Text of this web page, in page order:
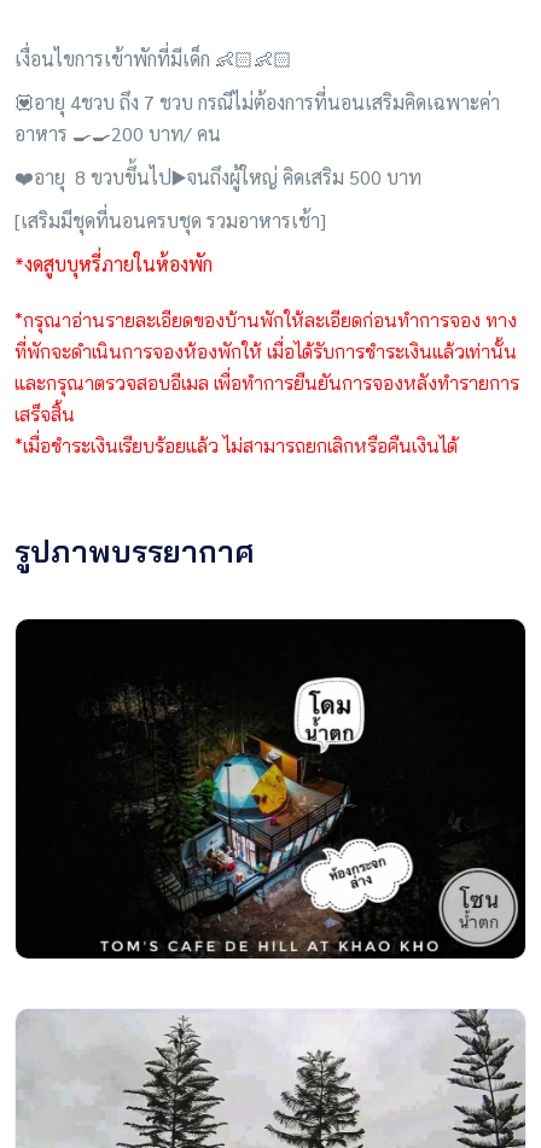
เงื่อนไขการเข้าพักที่มีเด็ก 👶🏻👶🏻
💟อายุ 4ชวบ ถึง 7 ชวบ กรณีไม่ต้องการที่นอนเสริมคิดเฉพาะค่า
อาหาร 🍳🍳200 บาท/ คน
❤️อายุ 8 ขวบขึ้นไป▶️จนถึงผู้ใหญ่ คิดเสริม 500 บาท
[เสริมมีชุดที่นอนครบชุด รวมอาหารเช้า]
*งดสูบบุหรี่ภายในห้องพัก
*กรุณาอ่านรายละเอียดของบ้านพักให้ละเอียดก่อนทำการจอง ทาง
ที่พักจะดำเนินการจองห้องพักให้ เมื่อได้รับการชำระเงินแล้วเท่านั้น
และกรุณาตรวจสอบอีเมล เพื่อทำการยืนยันการจองหลังทำรายการ
เสร็จสิ้น
*เมื่อชำระเงินเรียบร้อยแล้ว ไม่สามารถยกเลิกหรือคืนเงินได้
รูปภาพบรรยากาศ